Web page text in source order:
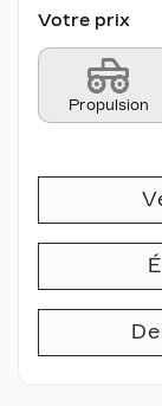
Votre prix
Propulsion